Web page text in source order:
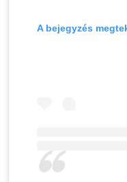
A bejegyzés